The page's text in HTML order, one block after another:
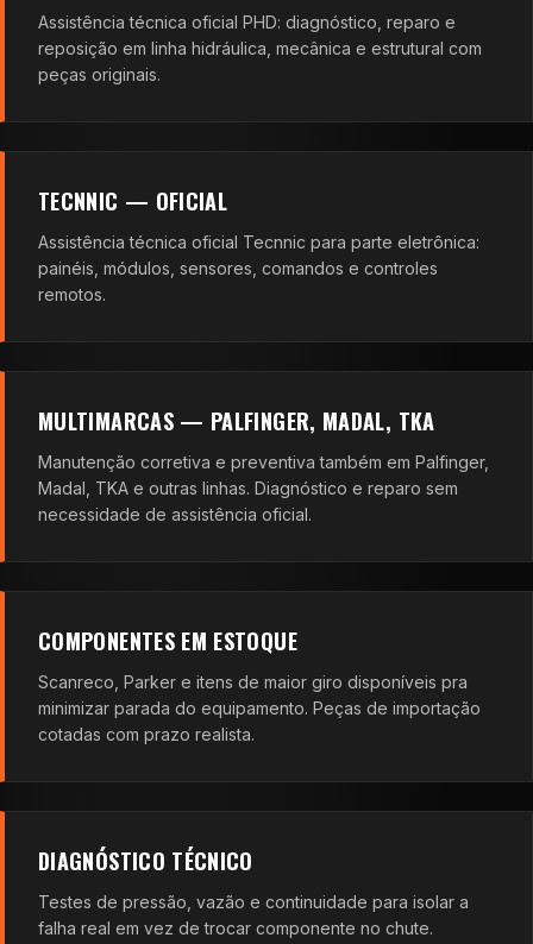
Assistência técnica oficial PHD: diagnóstico, reparo e
reposição em linha hidráulica, mecânica e estrutural com
peças originais.
TECNNIC — OFICIAL
Assistência técnica oficial Tecnnic para parte eletrônica:
painéis, módulos, sensores, comandos e controles
remotos.
MULTIMARCAS — PALFINGER, MADAL, TKA
Manutenção corretiva e preventiva também em Palfinger,
Madal, TKA e outras linhas. Diagnóstico e reparo sem
necessidade de assistência oficial.
COMPONENTES EM ESTOQUE
Scanreco, Parker e itens de maior giro disponíveis pra
minimizar parada do equipamento. Peças de importação
cotadas com prazo realista.
DIAGNÓSTICO TÉCNICO
Testes de pressão, vazão e continuidade para isolar a
falha real em vez de trocar componente no chute.